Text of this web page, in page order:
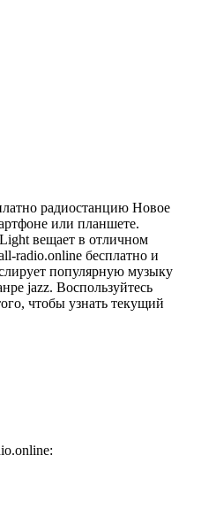
радиостанцию Новое
или планшете.
вещает в отличном
radio.online бесплатно и
популярную музыку
jazz. Воспользуйтесь
чтобы узнать текущий